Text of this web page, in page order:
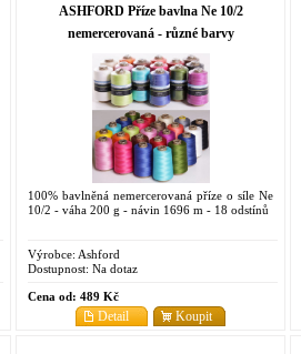
ASHFORD Příze bavlna Ne 10/2
nemercerovaná - různé barvy
100% bavlněná nemercerovaná příze o síle Ne
10/2 - váha 200 g - návin 1696 m - 18 odstínů
Výrobce: Ashford
Dostupnost: Na dotaz
Cena od: 489 Kč
Koupit
Detail